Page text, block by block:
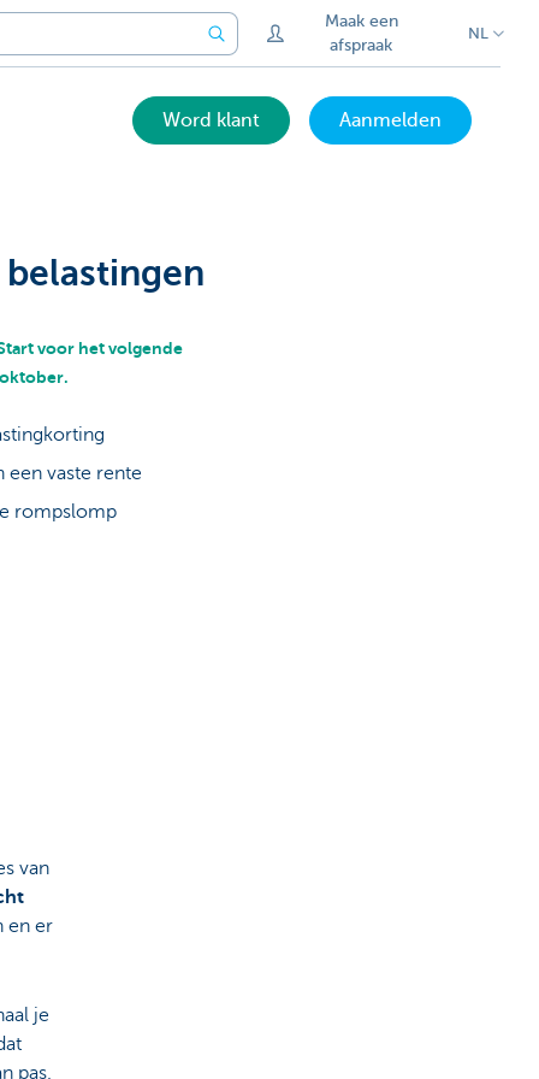
Maak een
afspraak
NL
Word klant Aanmelden
voor het volgende
een vaste rente
rompslomp
van
en er
je
pas.